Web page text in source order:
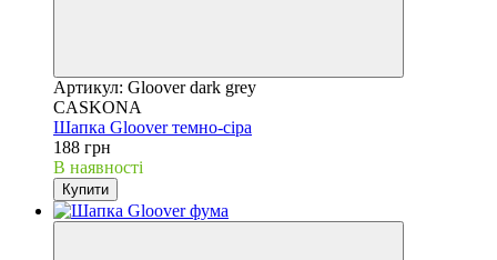
Артикул: Gloover dark grey
CASKONA
Шапка Gloover темно-сіра
188 грн
В наявності
Купити